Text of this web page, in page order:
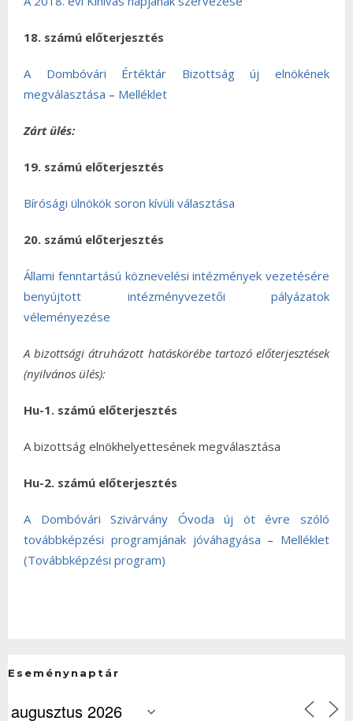
18. számú előterjesztés
A Dombóvári Értéktár Bizottság új elnökének
megválasztása – Melléklet
Zárt ülés:
19. számú előterjesztés
Bírósági ülnökök soron kívüli választása
20. számú előterjesztés
Állami fenntartású köznevelési intézmények vezetésére
benyújtott intézményvezetői pályázatok
véleményezése
A bizottsági átruházott hatáskörébe tartozó előterjesztések
(nyilvános ülés):
Hu-1. számú előterjesztés
A bizottság elnökhelyettesének megválasztása
Hu-2. számú előterjesztés
A Dombóvári Szivárvány Óvoda új öt évre szóló
továbbképzési programjának jóváhagyása – Melléklet
(Továbbképzési program)
Eseménynaptár